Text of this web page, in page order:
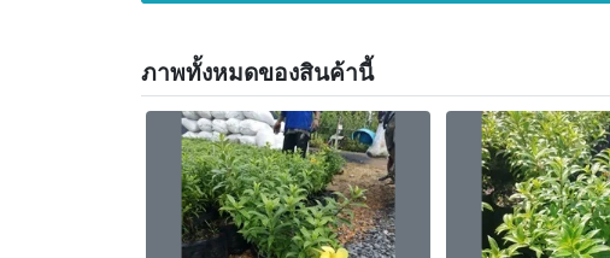
ภาพทั้งหมดของสินค้านี้